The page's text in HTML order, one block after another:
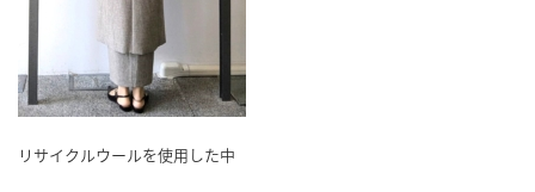
リサイクルウールを使用した中